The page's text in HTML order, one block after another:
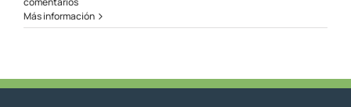
Más información